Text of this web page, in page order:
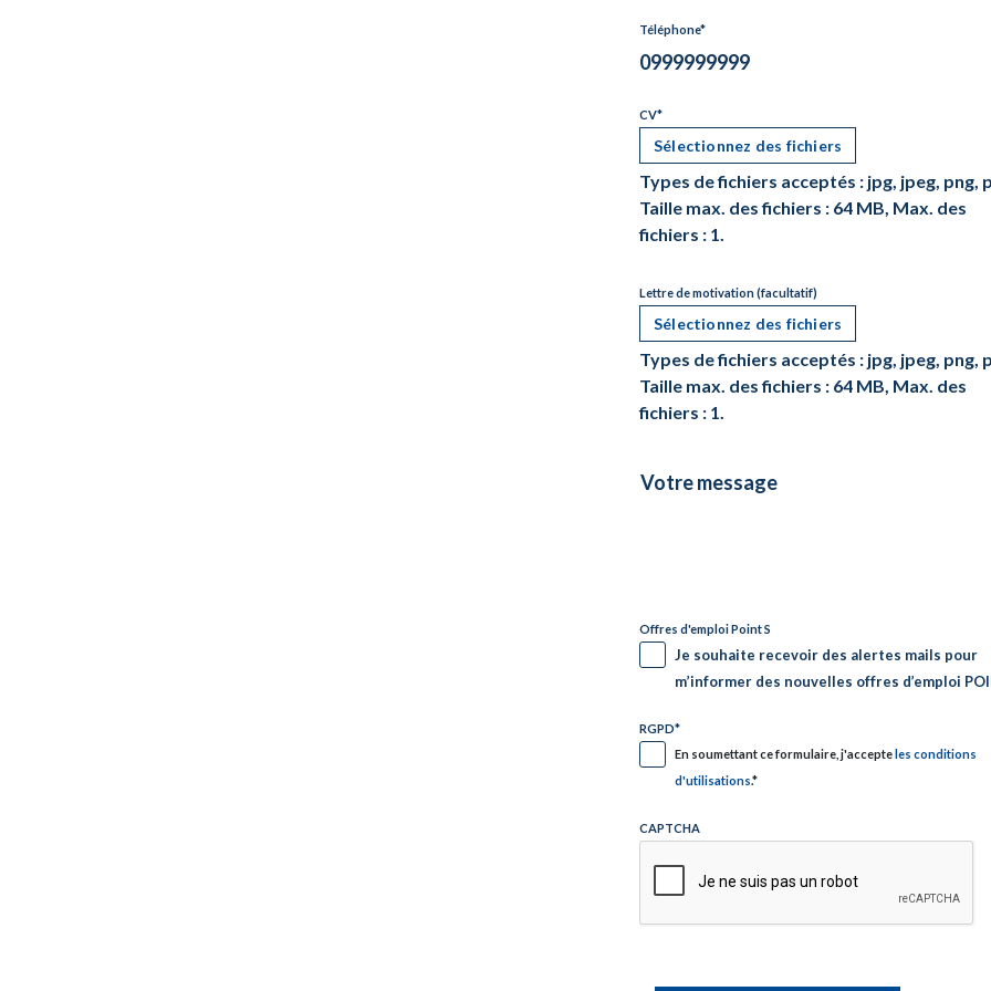
Téléphone*
CV*
Sélectionnez des fichiers
Types de fichiers acceptés : jpg, jpeg, png,
Taille max. des fichiers : 64 MB, Max. des
fichiers : 1.
Lettre de motivation (facultatif)
Sélectionnez des fichiers
Types de fichiers acceptés : jpg, jpeg, png,
Taille max. des fichiers : 64 MB, Max. des
fichiers : 1.
Votre
message
Offres d'emploi Point S
Je souhaite recevoir des alertes mails pour
m’informer des nouvelles offres d’emploi
RGPD*
En soumettant ce formulaire, j'accepteles conditions
d'utilisations.*
CAPTCHA